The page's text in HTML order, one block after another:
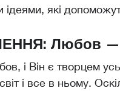
ідеями, які
Любов —
і Він є творцем
і все в ньому.